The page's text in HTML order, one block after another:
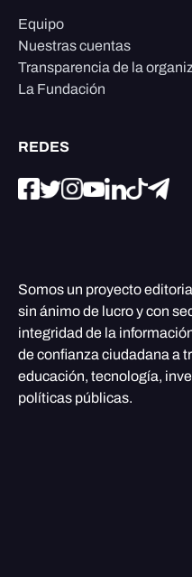
Equipo
Nuestras cuentas
Transparencia de la
La Fundación
REDES
Somos un proyecto
sin ánimo de lucro y con
integridad de la
de confianza ciudadana a
educación, tecnología,
políticas públicas.